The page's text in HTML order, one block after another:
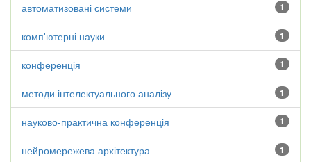
1
автоматизовані системи
1
комп'ютерні науки
1
конференція
1
методи інтелектуального аналізу
1
науково-практична конференція
1
нейромережева архітектура